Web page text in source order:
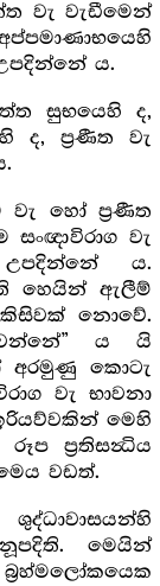
වැ වැඩීමෙන්
ය.
සුභයෙහි ද,
ද, ප්‍රණීත වැ
වැ හෝ ප්‍රණීත
වැ
ය.
හෙයින් ඇලීම්
නොවේ.
ය යි
කොටැ
වැ භාවනා
මෙහි
ප්‍රතිසන්‍ධිය
වඩත්.
මෙයින්